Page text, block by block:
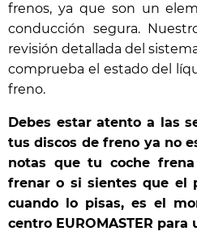
frenos, ya que son un
conducción segura.
revisión detallada del
comprueba el estado del
freno.
Debes estar atento a las
tus discos de freno ya no
notas que tu coche
frenar o si sientes que el
cuando lo pisas, es el
centro EUROMASTER para